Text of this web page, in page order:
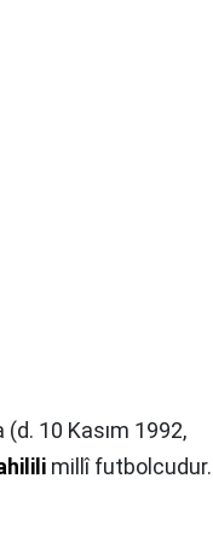
10 Kasım 1992,
millî futbolcudur.